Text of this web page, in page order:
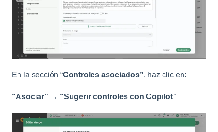
En la sección “Controles asociados”, haz clic en:
“Asociar” → “Sugerir controles con Copilot”